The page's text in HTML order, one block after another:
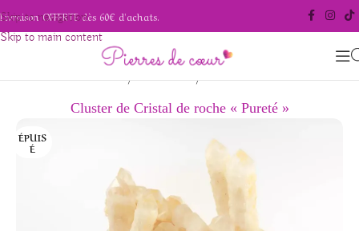
Skip to navigation
Skip to main content
Livraison OFFERTE dès 60€ d'achats.
Accueil/Pierres naturelles/Cristal de roche
Cluster de Cristal de roche « Pureté »
ÉPUIS
É